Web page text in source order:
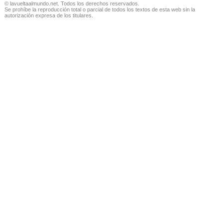
© lavueltaalmundo.net. Todos los derechos reservados.
Se prohíbe la reproducción total o parcial de todos los textos de esta web sin la
autorización expresa de los titulares.